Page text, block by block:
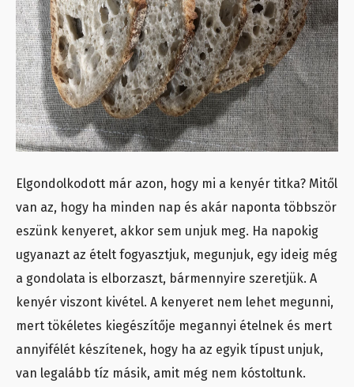
Elgondolkodott már azon, hogy mi a kenyér titka? Mitől
van az, hogy ha minden nap és akár naponta többször
eszünk kenyeret, akkor sem unjuk meg. Ha napokig
ugyanazt az ételt fogyasztjuk, megunjuk, egy ideig még
a gondolata is elborzaszt, bármennyire szeretjük. A
kenyér viszont kivétel. A kenyeret nem lehet megunni,
mert tökéletes kiegészítője megannyi ételnek és mert
annyifélét készítenek, hogy ha az egyik típust unjuk,
van legalább tíz másik, amit még nem kóstoltunk.